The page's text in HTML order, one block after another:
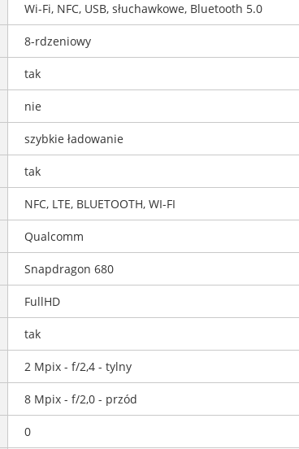
Wi-Fi, NFC, USB, słuchawkowe, Bluetooth 5.0
8-rdzeniowy
tak
nie
szybkie ładowanie
tak
NFC, LTE, BLUETOOTH, WI-FI
Qualcomm
Snapdragon 680
FullHD
tak
2 Mpix - f/2,4 - tylny
8 Mpix - f/2,0 - przód
0